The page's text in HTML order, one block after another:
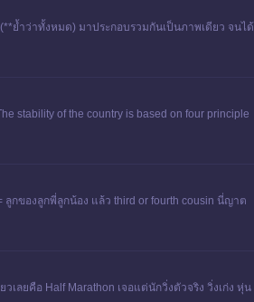
ย้ำว่าทั้งหมด) มาประกอบรวมกันเป็นภาพเดียว จนได้
stability of the country is based on four principle
ลูกของลูกพี่ลูกน้อง แล้ว third or fourth cousin นี่ญาต
ลยคือ Half Marathon เจอแต่นักวิ่งตัวจริง วิ่งเก่ง หุ่น